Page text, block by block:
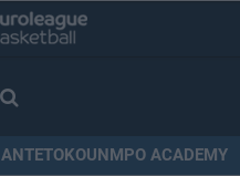
ANTETOKOUNMPO ACADEMY